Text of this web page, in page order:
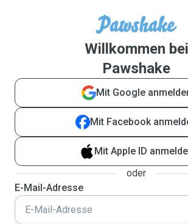
Willkommen bei
Pawshake
Mit Google
Mit Facebook
Mit Apple ID
oder
E-Mail-Adresse